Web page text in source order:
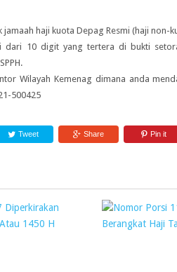
haji kuota Depag Resmi (haji non-
dari 10 digit yang tertera di bukti
Wilayah Kemenag dimana anda
500425
Tweet Share Pin it
NOMOR
PORSI